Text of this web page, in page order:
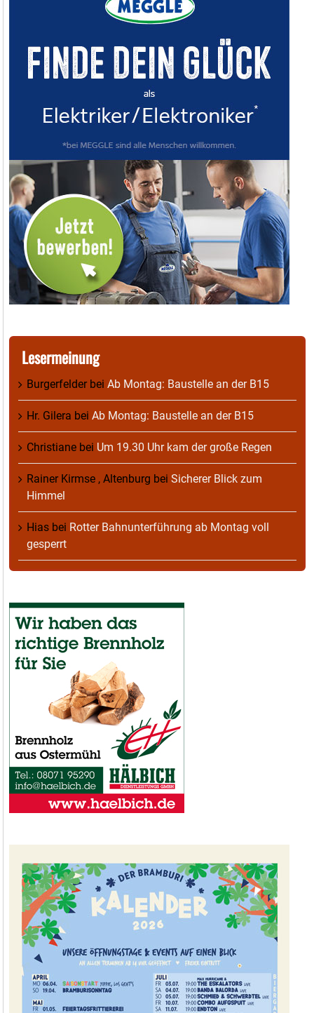
Lesermeinung
Burgerfelderbei Ab Montag: Baustelle an der B15
Hr. Gilera bei Ab Montag: Baustelle an der B15
Christiane bei Um 19.30 Uhr kam der große Regen
Rainer Kirmse , Altenburg bei Sicherer Blick zum
Himmel
Hias bei Rotter Bahnunterführung ab Montag voll
gesperrt